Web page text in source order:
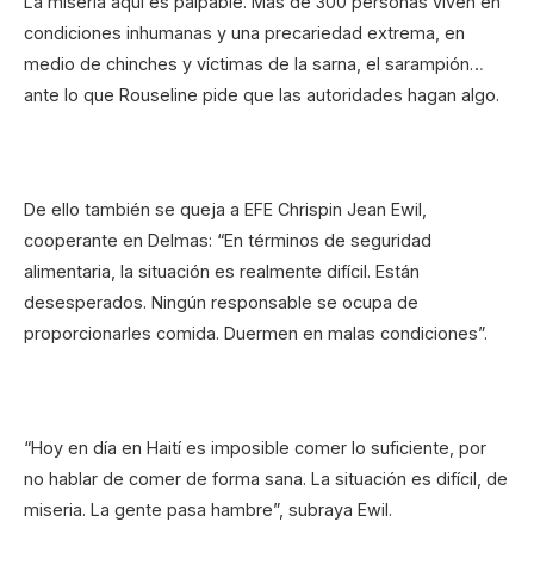
condiciones inhumanas y una precariedad extrema, en
medio de chinches y víctimas de la sarna, el sarampión…
ante lo que Rouseline pide que las autoridades hagan algo.
De ello también se queja a EFE Chrispin Jean Ewil,
cooperante en Delmas: “En términos de seguridad
alimentaria, la situación es realmente difícil. Están
desesperados. Ningún responsable se ocupa de
proporcionarles comida. Duermen en malas condiciones”.
“Hoy en día en Haití es imposible comer lo suficiente, por
no hablar de comer de forma sana. La situación es difícil, de
miseria. La gente pasa hambre”, subraya Ewil.